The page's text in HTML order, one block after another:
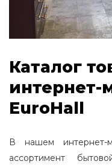
Каталог
интернет-
EuroHall
В нашем интернет-
ассортимент